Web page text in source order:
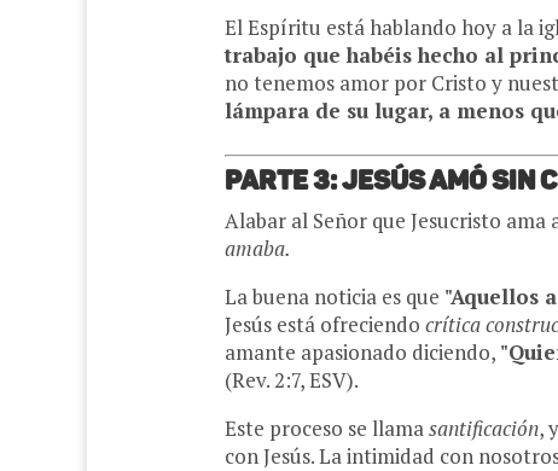
El Espíritu está hablando hoy a la
trabajo que habéis hecho al
no tenemos amor por Cristo y
lámpara de su lugar, a menos
Parte 3: Jesús Amó sin
Alabar al Señor que Jesucristo
amaba.
La buena noticia es que "Aquellos
Jesús está ofreciendo crítica
amante apasionado diciendo,
(Rev. 2:7, ESV).
Este proceso se llamasantificación, y
con Jesús. La intimidad con